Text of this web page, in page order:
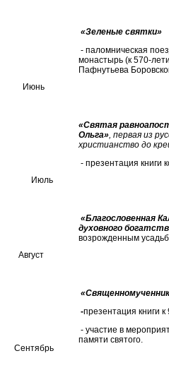
Июнь
«Зеленые святки»
- паломническая
монастырь (к 570-
Пафнутьева
Июль
«Святая
Ольга», первая из
христианство до
- презентация книги
Август
«Благословенная
духовного
возрожденным
Сентябрь
-презентация книги
- участие в
памяти святого.